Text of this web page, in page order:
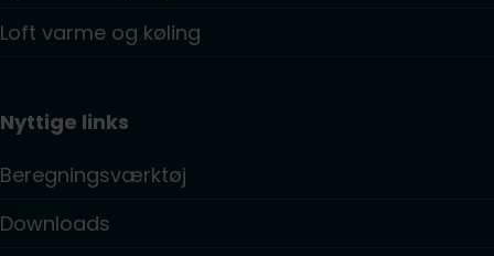
Loft varme og køling
Nyttige links
Beregningsværktøj
Downloads